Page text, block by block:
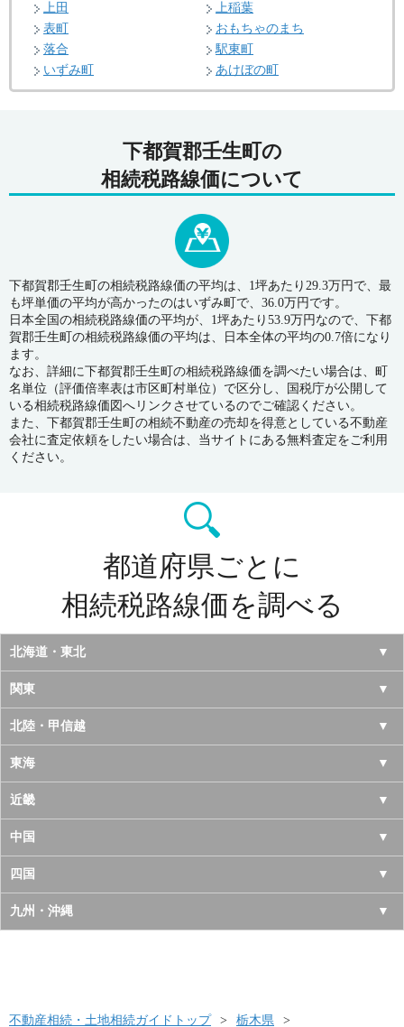
上田
上稲葉
表町
おもちゃのまち
落合
駅東町
いずみ町
あけぼの町
下都賀郡壬生町の
相続税路線価について
下都賀郡壬生町の相続税路線価の平均は、1坪あたり29.3万円で、最
も坪単価の平均が高かったのはいずみ町で、36.0万円です。
日本全国の相続税路線価の平均が、1坪あたり53.9万円なので、下都
賀郡壬生町の相続税路線価の平均は、日本全体の平均の0.7倍になり
ます。
なお、詳細に下都賀郡壬生町の相続税路線価を調べたい場合は、町
名単位（評価倍率表は市区町村単位）で区分し、国税庁が公開して
いる相続税路線価図へリンクさせているのでご確認ください。
また、下都賀郡壬生町の相続不動産の売却を得意としている不動産
会社に査定依頼をしたい場合は、当サイトにある無料査定をご利用
ください。
都道府県ごとに
相続税路線価を調べる
北海道・東北
北海道
青森県
岩手県
宮城県
秋田県
山形県
福島県
関東
東京都
神奈川県
千葉県
埼玉県
茨城県
栃木県
北陸・甲信越
山梨県
長野県
新潟県
富山県
石川県
東海
愛知県
岐阜県
三重県
静岡県
近畿
大阪府
京都府
兵庫県
和歌山県
中国
鳥取県
島根県
山口県
四国
徳島県
高知県
九州・沖縄
長崎県
不動産相続・土地相続ガイドトップ 栃木県